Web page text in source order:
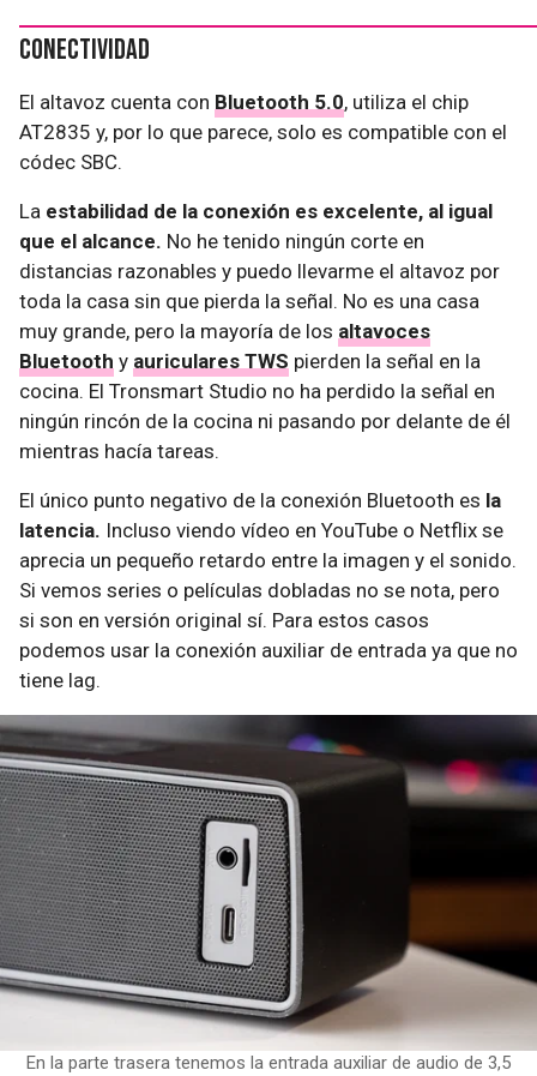
Conectividad
El altavoz cuenta con Bluetooth 5.0, utiliza el chip
AT2835 y, por lo que parece, solo es compatible con el
códec SBC.
La estabilidad de la conexión es excelente, al igual
que el alcance. No he tenido ningún corte en
distancias razonables y puedo llevarme el altavoz por
toda la casa sin que pierda la señal. No es una casa
muy grande, pero la mayoría de los altavoces
Bluetooth y auriculares TWS pierden la señal en la
cocina. El Tronsmart Studio no ha perdido la señal en
ningún rincón de la cocina ni pasando por delante de él
mientras hacía tareas.
El único punto negativo de la conexión Bluetooth es la
latencia. Incluso viendo vídeo en YouTube o Netflix se
aprecia un pequeño retardo entre la imagen y el sonido.
Si vemos series o películas dobladas no se nota, pero
si son en versión original sí. Para estos casos
podemos usar la conexión auxiliar de entrada ya que no
tiene lag.
En la parte trasera tenemos la entrada auxiliar de audio de 3,5